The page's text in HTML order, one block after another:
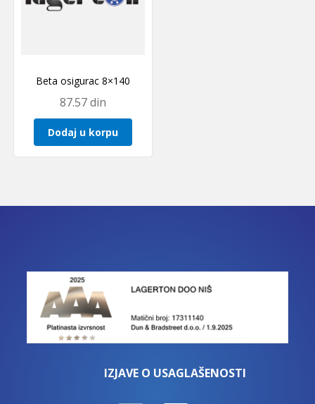
Beta osigurac 8×140
87.57din
Dodaj u korpu
IZJAVE O USAGLAŠENOSTI